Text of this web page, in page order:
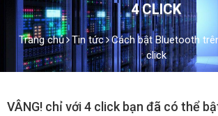
4 CLICK
Trang chủ Tin tức
Cách bật Bluetooth
click
VÂNG! chỉ với 4 click bạn đã có thể